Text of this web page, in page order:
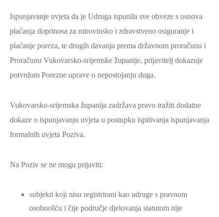
Ispunjavanje uvjeta da je Udruga ispunila sve obveze s osnova
plaćanja doprinosa za mirovinsko i zdravstveno osiguranje i
plaćanje poreza, te drugih davanja prema državnom proračunu i
Proračunu Vukovarsko-srijemske županije, prijavitelj dokazuje
potvrdom Porezne uprave o nepostojanju duga.
Vukovarsko-srijemska županija zadržava pravo tražiti dodatne
dokaze o ispunjavanju uvjeta u postupku ispitivanja ispunjavanja
formalnih uvjeta Poziva.
Na Poziv se ne mogu prijaviti:
subjekti koji nisu registrirani kao udruge s pravnom
osobnošću i čije područje djelovanja statutom nije